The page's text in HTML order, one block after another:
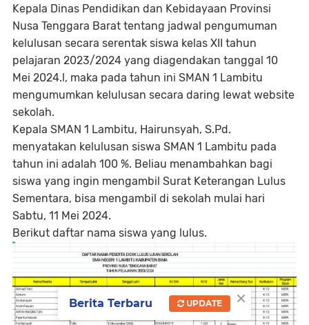
Kepala Dinas Pendidikan dan Kebidayaan Provinsi
Nusa Tenggara Barat tentang jadwal pengumuman
kelulusan secara serentak siswa kelas XII tahun
pelajaran 2023/2024 yang diagendakan tanggal 10
Mei 2024.l, maka pada tahun ini SMAN 1 Lambitu
mengumumkan kelulusan secara daring lewat website
sekolah.
Kepala SMAN 1 Lambitu, Hairunsyah, S.Pd.
menyatakan kelulusan siswa SMAN 1 Lambitu pada
tahun ini adalah 100 %. Beliau menambahkan bagi
siswa yang ingin mengambil Surat Keterangan Lulus
Sementara, bisa mengambil di sekolah mulai hari
Sabtu, 11 Mei 2024.
Berikut daftar nama siswa yang lulus.
×
Berita Terbaru UPDATE